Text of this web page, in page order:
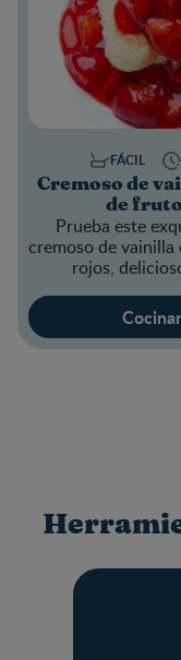
Cremoso de
de
Prueba este
cremoso de
rojos,
FÁCIL